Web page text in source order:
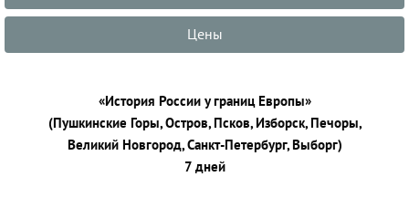
Цены
«История России у границ Европы»
(Пушкинские Горы, Остров, Псков, Изборск, Печоры,
Великий Новгород, Санкт-Петербург, Выборг)
7 дней